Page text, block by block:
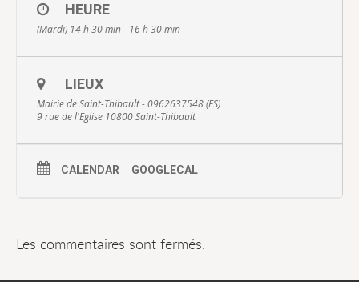
HEURE
(Mardi) 14 h 30 min - 16 h 30 min
LIEUX
Mairie de Saint-Thibault - 0962637548 (FS)
9 rue de l'Eglise 10800 Saint-Thibault
CALENDAR GOOGLECAL
Les commentaires sont fermés.